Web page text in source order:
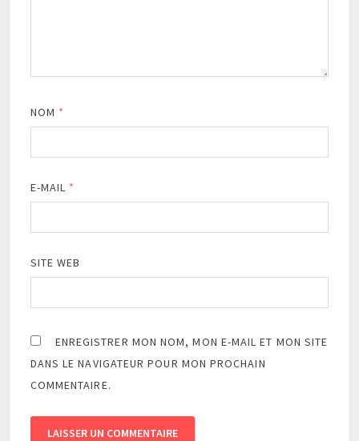
NOM *
E-MAIL *
SITE WEB
ENREGISTRER MON NOM, MON E-MAIL ET MON SITE
DANS LE NAVIGATEUR POUR MON PROCHAIN
COMMENTAIRE.